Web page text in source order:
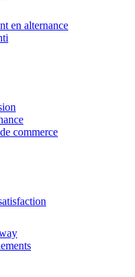
en alternance
commerce